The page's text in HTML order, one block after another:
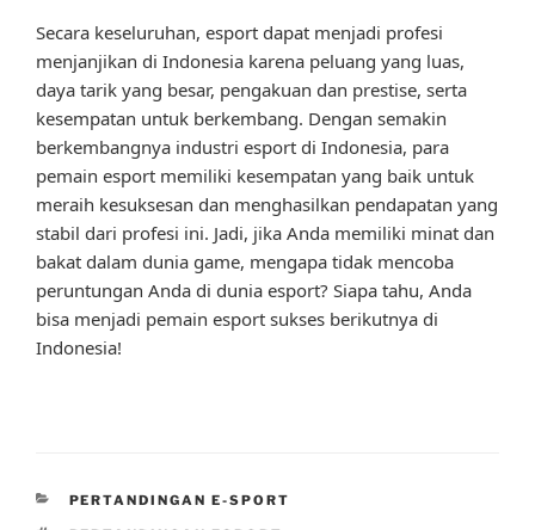
Secara keseluruhan, esport dapat menjadi profesi
menjanjikan di Indonesia karena peluang yang luas,
daya tarik yang besar, pengakuan dan prestise, serta
kesempatan untuk berkembang. Dengan semakin
berkembangnya industri esport di Indonesia, para
pemain esport memiliki kesempatan yang baik untuk
meraih kesuksesan dan menghasilkan pendapatan yang
stabil dari profesi ini. Jadi, jika Anda memiliki minat dan
bakat dalam dunia game, mengapa tidak mencoba
peruntungan Anda di dunia esport? Siapa tahu, Anda
bisa menjadi pemain esport sukses berikutnya di
Indonesia!
CATEGORIES
PERTANDINGAN E-SPORT